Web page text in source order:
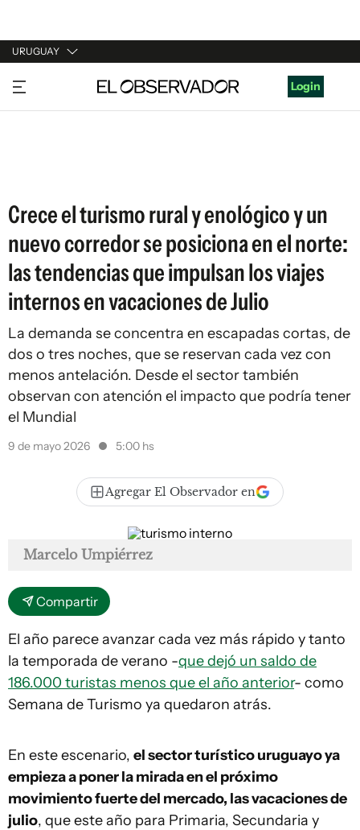
URUGUAY
URUGUAY
ARGENTINA
Login
Crece el turismo rural y enológico y un
nuevo corredor se posiciona en el norte:
las tendencias que impulsan los viajes
internos en vacaciones de Julio
La demanda se concentra en escapadas cortas, de
dos o tres noches, que se reservan cada vez con
menos antelación. Desde el sector también
observan con atención el impacto que podría tener
el Mundial
9 de mayo 2026 5:00 hs
Agregar El Observador en
Marcelo Umpiérrez
Compartir
El año parece avanzar cada vez más rápido y tanto
la temporada de verano -que dejó un saldo de
186.000 turistas menos que el año anterior- como
Semana de Turismo ya quedaron atrás.
En este escenario, el sector turístico uruguayo ya
empieza a poner la mirada en el próximo
movimiento fuerte del mercado, las vacaciones de
julio, que este año para Primaria, Secundaria y